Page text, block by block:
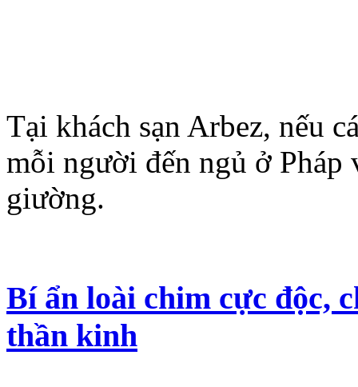
Tại khách sạn Arbez, nếu
mỗi người đến ngủ ở Pháp
giường.
Bí ẩn loài chim cực độc,
thần kinh